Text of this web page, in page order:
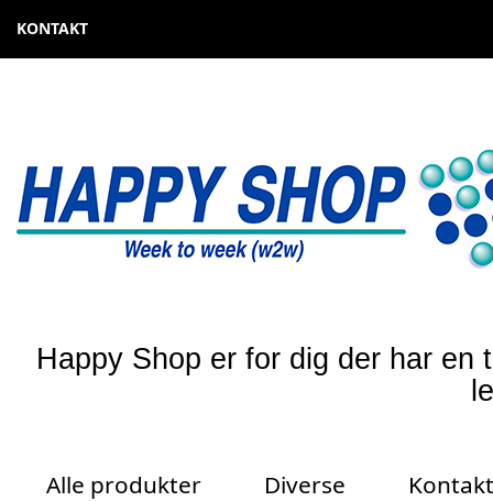
KONTAKT
Happy Shop er for dig der har
Alle produkter Diverse